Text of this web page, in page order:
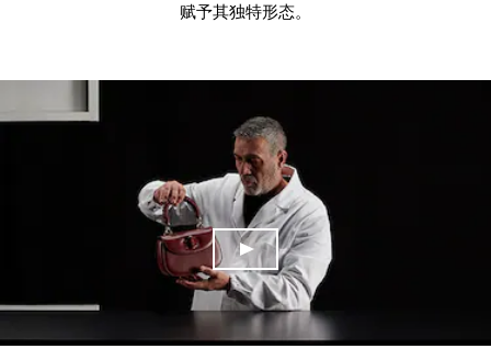
赋予其独特形态。